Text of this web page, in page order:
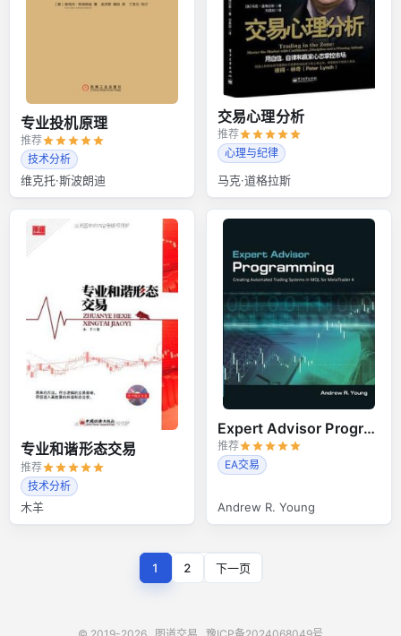
专业投机原理
推荐
技术分析
维克托·斯波朗迪
交易心理分析
推荐
心理与纪律
马克·道格拉斯
专业和谐形态交易
推荐
技术分析
木羊
Expert Advisor Programming
推荐
EA交易
Andrew R. Young
1 2 下一页